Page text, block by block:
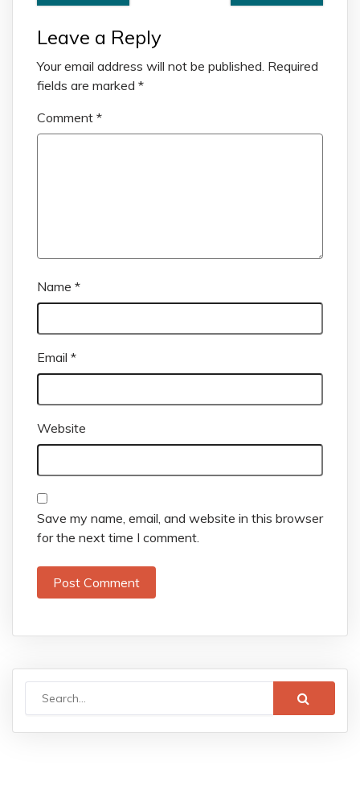
Leave a Reply
Your email address will not be published. Required
fields are marked *
Comment *
Name *
Email *
Website
Save my name, email, and website in this browser
for the next time I comment.